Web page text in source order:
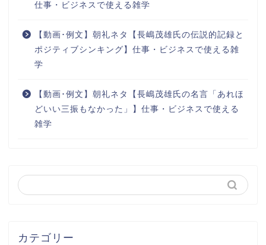
仕事・ビジネスで使える雑学
【動画･例文】朝礼ネタ【長嶋茂雄氏の伝説的記録と
ポジティブシンキング】仕事・ビジネスで使える雑
学
【動画･例文】朝礼ネタ【長嶋茂雄氏の名言「あれほ
どいい三振もなかった」】仕事・ビジネスで使える
雑学
カテゴリー